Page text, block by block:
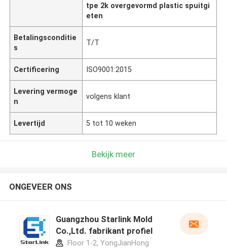
tpe 2k overgevormd plastic spuitgi
eten
Betalingsconditie
s
T/T
Certificering ISO9001:2015
Levering vermoge
n
volgens klant
Levertijd 5 tot 10 weken
Bekijk meer
ONGEVEER ONS
Guangzhou Starlink Mold
Co.,Ltd. fabrikant profiel
Floor 1-2, YongJianHong